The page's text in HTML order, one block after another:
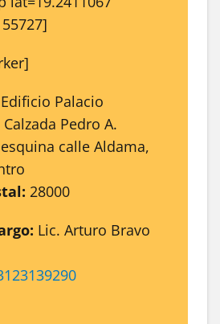
Edificio Palacio
Pedro A.
calle Aldama,
28000
Lic. Arturo Bravo